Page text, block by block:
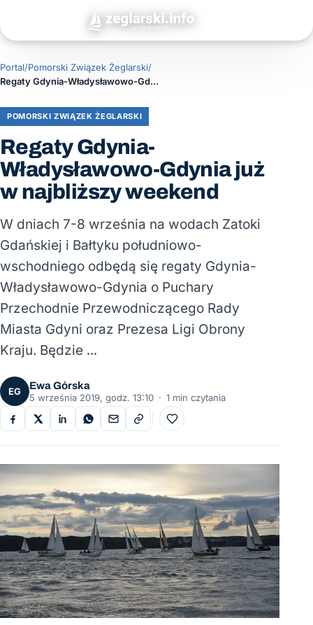
Portal/Pomorski Związek Żeglarski/
Regaty Gdynia-Władysławowo-Gdynia już w najbliższy weekend
POMORSKI ZWIĄZEK ŻEGLARSKI
Regaty Gdynia-
Władysławowo-Gdynia już
w najbliższy weekend
W dniach 7-8 września na wodach Zatoki
Gdańskiej i Bałtyku południowo-
wschodniego odbędą się regaty Gdynia-
Władysławowo-Gdynia o Puchary
Przechodnie Przewodniczącego Rady
Miasta Gdyni oraz Prezesa Ligi Obrony
Kraju. Będzie …
EG
Ewa Górska
5 września 2019, godz. 13:10 · 1 min czytania
Do ulubionych